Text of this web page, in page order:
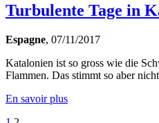
Turbulente Tage in
Espagne, 07/11/2017
Katalonien ist so gross wie die
Flammen. Das stimmt so aber
En savoir plus